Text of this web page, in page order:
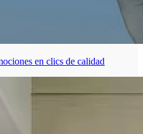
en clics de calidad